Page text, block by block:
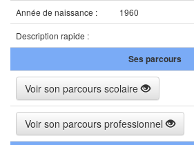
Année de naissance :
1960
Description rapide :
Ses parcours
Voir son parcours scolaire
Voir son parcours professionnel